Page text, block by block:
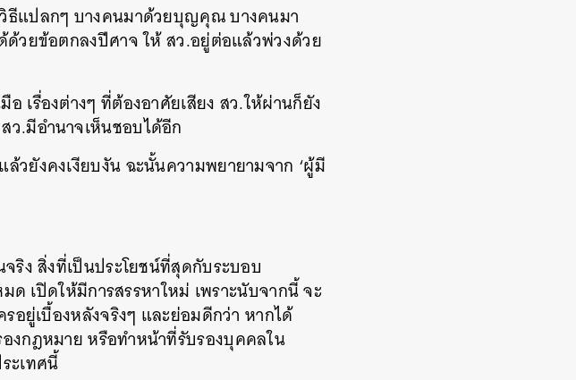
วิธีแปลกๆ บางคนมาด้วยบุญคุณ บางคนมา
วยข้อตกลงปีศาจ ให้ สว.อยู่ต่อแล้วพ่วงด้วย
เรื่องต่างๆ ที่ต้องอาศัยเสียง สว.ให้ผ่านก็ยัง
ว.มีอำนาจเห็นชอบได้อีก
วยังคงเงียบงัน ฉะนั้นความพยายามจาก ‘ผู้มี
จริง สิ่งที่เป็นประโยชน์ที่สุดกับระบอบ
ด เปิดให้มีการสรรหาใหม่ เพราะนับจากนี้ จะ
อยู่เบื้องหลังจริงๆ และย่อมดีกว่า หากได้
กฎหมาย หรือทำหน้าที่รับรองบุคคลใน
ะเทศนี้